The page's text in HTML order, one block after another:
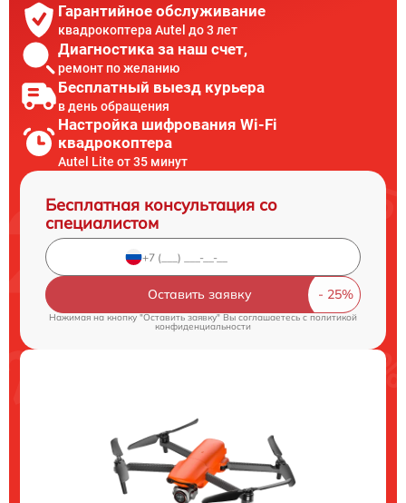
Гарантийное обслуживание
квадрокоптера Autel до 3 лет
Диагностика за наш счет,
ремонт по желанию
Бесплатный выезд курьера
в день обращения
Настройка шифрования Wi-Fi
квадрокоптера
Autel Lite от 35 минут
Бесплатная консультация со
специалистом
Оставить заявку
Нажимая на кнопку "Оставить заявку" Вы соглашаетесь c политикой
конфиденциальности